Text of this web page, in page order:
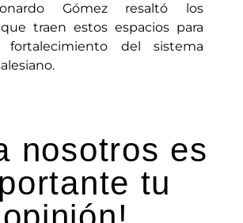
Gómez resaltó los
traen estos espacios para
fortalecimiento del sistema
nosotros es
tu